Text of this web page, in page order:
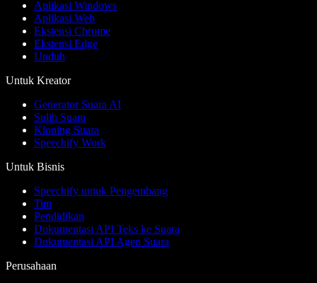
Aplikasi Windows
Aplikasi Web
Ekstensi Chrome
Ekstensi Edge
Unduh
Untuk Kreator
Generator Suara AI
Sulih Suara
Kloning Suara
Speechify Work
Untuk Bisnis
Speechify untuk Pengembang
Tim
Pendidikan
Dokumentasi API Teks ke Suara
Dokumentasi API Agen Suara
Perusahaan